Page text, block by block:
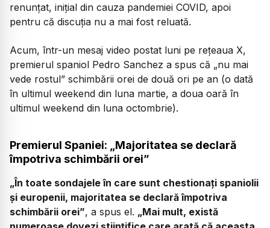
renunțat, inițial din cauza pandemiei COVID, apoi
pentru că discuția nu a mai fost reluată.
Acum, într-un mesaj video postat luni pe rețeaua X,
premierul spaniol Pedro Sanchez a spus că „nu mai
vede rostul” schimbării orei de două ori pe an (o dată
în ultimul weekend din luna martie, a doua oară în
ultimul weekend din luna octombrie).
Premierul Spaniei: „Majoritatea se declară
împotriva schimbării orei”
„În toate sondajele în care sunt chestionați spaniolii
și europenii, majoritatea se declară împotriva
schimbării orei”, a spus el. „Mai mult, există